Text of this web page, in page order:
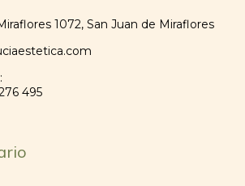
1072, San Juan de Miraflores
495